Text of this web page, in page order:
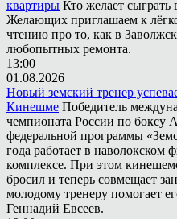
квартиры Кто желает сыграть
Желающих приглашаем к
чтению про то, как в
любопытных ремонта.
13:00
01.08.2026
Новый земский тренер
Кинешме Победитель
чемпионата России по боксу
федеральной программы
года работает в наволокском
комплексе. При этом
бросил и теперь совмещает
молодому тренеру помогает
Геннадий Евсеев.